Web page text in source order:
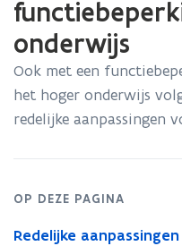
zich
op:
Studeren
met
een
hoger
onderwijs
Ook met een
het hoger onderwijs
redelijke aanpassingen
OP DEZE PAGINA
Redelijke aanpassingen